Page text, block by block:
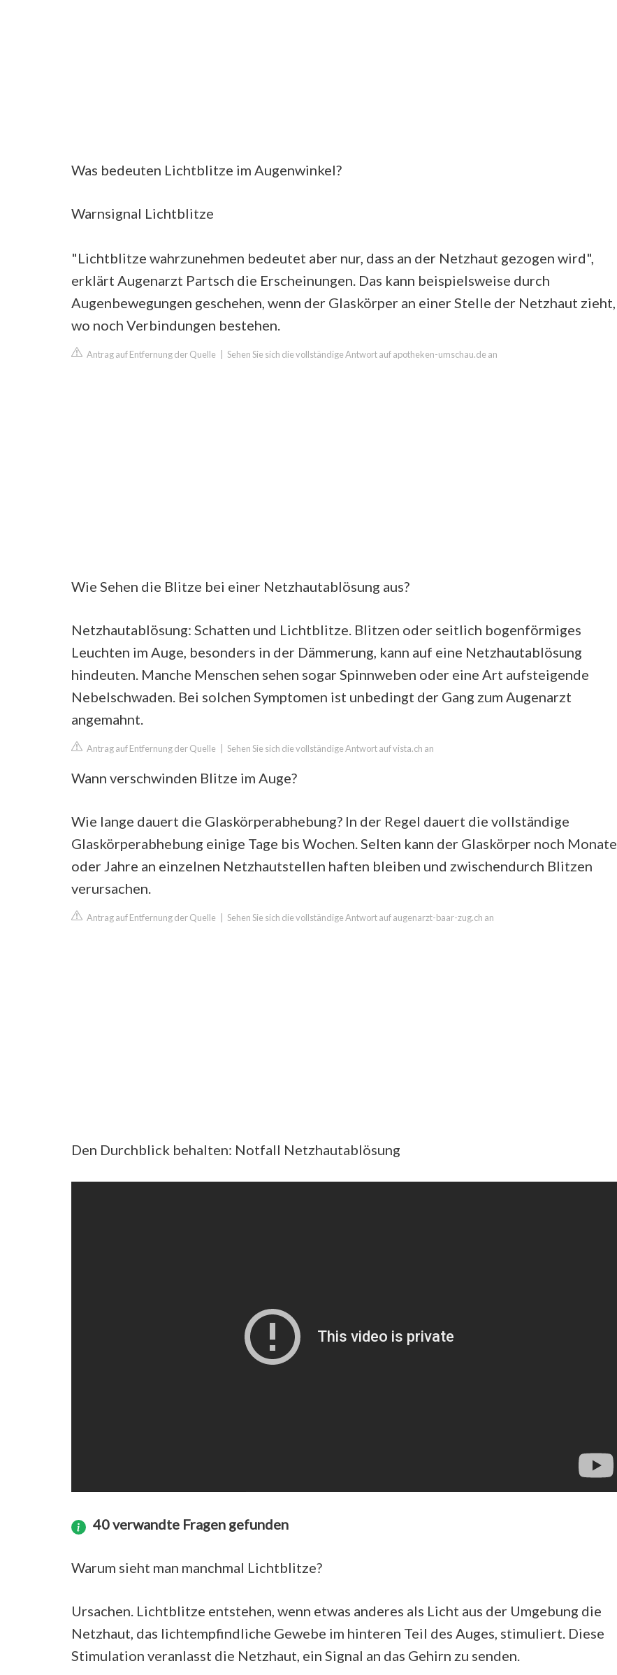
Was bedeuten Lichtblitze im Augenwinkel?
Warnsignal Lichtblitze
"Lichtblitze wahrzunehmen bedeutet aber nur, dass an der Netzhaut gezogen wird",
erklärt Augenarzt Partsch die Erscheinungen. Das kann beispielsweise durch
Augenbewegungen geschehen, wenn der Glaskörper an einer Stelle der Netzhaut zieht,
wo noch Verbindungen bestehen.
Antrag auf Entfernung der Quelle Sehen Sie sich die vollständige Antwort auf apotheken-umschau.de an
Wie Sehen die Blitze bei einer Netzhautablösung aus?
Netzhautablösung: Schatten und Lichtblitze. Blitzen oder seitlich bogenförmiges
Leuchten im Auge, besonders in der Dämmerung, kann auf eine Netzhautablösung
hindeuten. Manche Menschen sehen sogar Spinnweben oder eine Art aufsteigende
Nebelschwaden. Bei solchen Symptomen ist unbedingt der Gang zum Augenarzt
angemahnt.
Antrag auf Entfernung der Quelle Sehen Sie sich die vollständige Antwort auf vista.ch an
Wann verschwinden Blitze im Auge?
Wie lange dauert die Glaskörperabhebung? In der Regel dauert die vollständige
Glaskörperabhebung einige Tage bis Wochen. Selten kann der Glaskörper noch Monate
oder Jahre an einzelnen Netzhautstellen haften bleiben und zwischendurch Blitzen
verursachen.
Antrag auf Entfernung der Quelle Sehen Sie sich die vollständige Antwort auf augenarzt-baar-zug.ch an
Den Durchblick behalten: Notfall Netzhautablösung
40 verwandte Fragen gefunden
Warum sieht man manchmal Lichtblitze?
Ursachen. Lichtblitze entstehen, wenn etwas anderes als Licht aus der Umgebung die
Netzhaut, das lichtempfindliche Gewebe im hinteren Teil des Auges, stimuliert. Diese
Stimulation veranlasst die Netzhaut, ein Signal an das Gehirn zu senden.